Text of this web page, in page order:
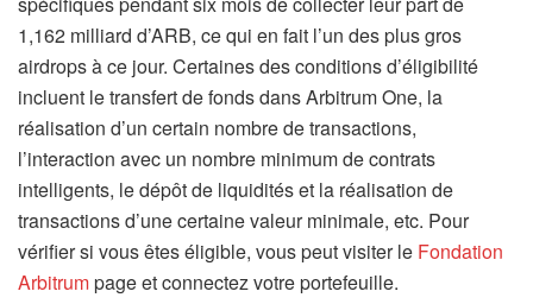
1,162 milliard d’ARB, ce qui en fait l’un des plus gros
airdrops à ce jour. Certaines des conditions d’éligibilité
incluent le transfert de fonds dans Arbitrum One, la
réalisation d’un certain nombre de transactions,
l’interaction avec un nombre minimum de contrats
intelligents, le dépôt de liquidités et la réalisation de
transactions d’une certaine valeur minimale, etc. Pour
vérifier si vous êtes éligible, vous peut visiter le Fondation
Arbitrumpage et connectez votre portefeuille.